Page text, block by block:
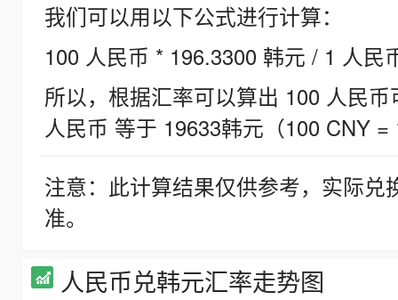
我们可以用以下公式进行计算：
100 人民币 * 196.3300 韩元 / 1 人民
所以，根据汇率可以算出 100 人民
人民币 等于 19633韩元（100 CNY =
注意：此计算结果仅供参考，实际
准。
人民币兑韩元汇率走势图